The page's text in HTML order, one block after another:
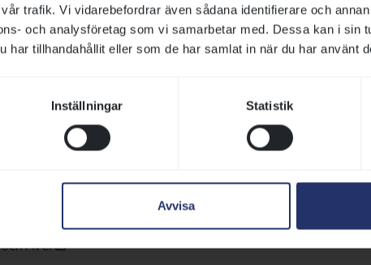
trafik. Vi vidarebefordrar även sådana identifierare och
och analysföretag som vi samarbetar med. Dessa kan i sin
har tillhandahållit eller som de har samlat in när du har använt
Inställningar Statistik
Avvisa
Avel